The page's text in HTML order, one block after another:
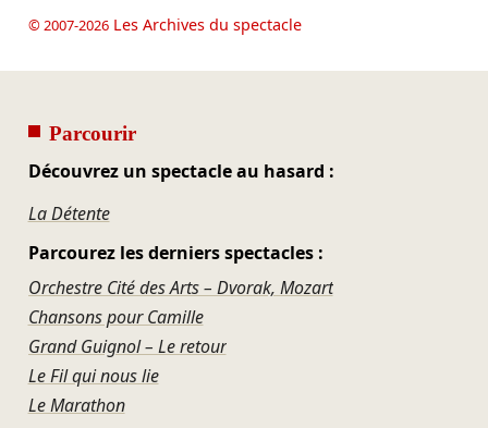
© 2007-2026Les Archives du spectacle
Parcourir
Découvrez un spectacle au hasard :
La Détente
Parcourez les derniers spectacles :
Orchestre Cité des Arts – Dvorak, Mozart
Chansons pour Camille
Grand Guignol – Le retour
Le Fil qui nous lie
Le Marathon